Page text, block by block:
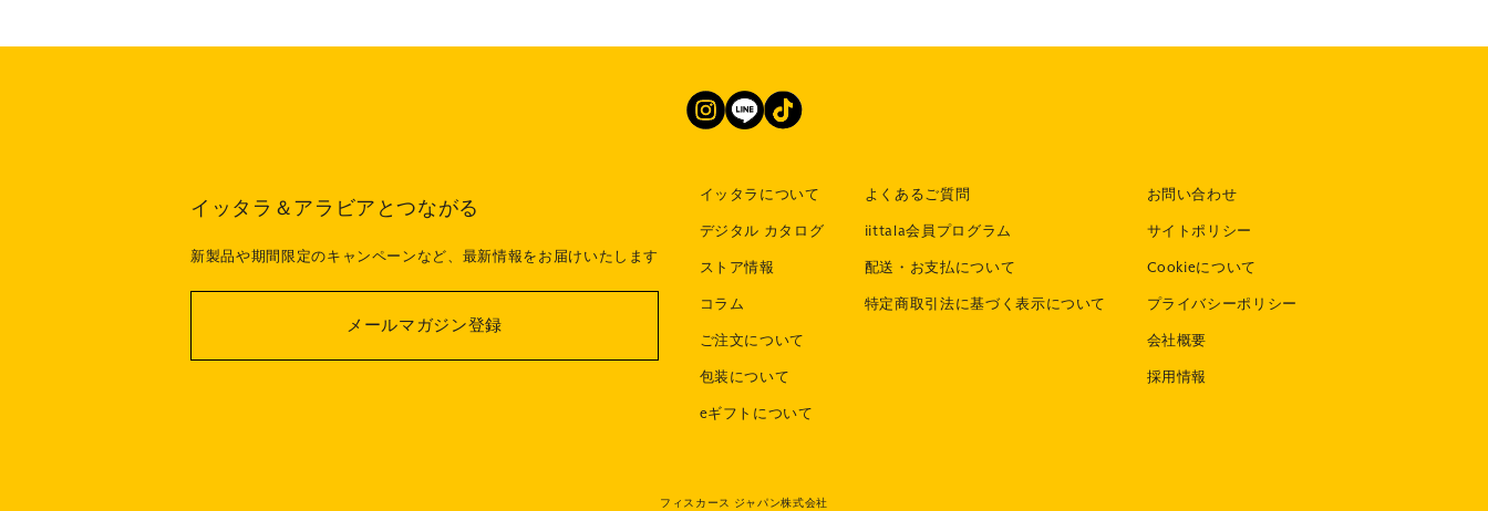
イッタラ＆アラビアとつながる
新製品や期間限定のキャンペーンなど、最新情報をお届けいたします
メールマガジン登録
イッタラについて
デジタル カタログ
ストア情報
コラム
ご注文について
包装について
eギフトについて
よくあるご質問
iittala会員プログラム
配送・お支払について
特定商取引法に基づく表示について
お問い合わせ
サイトポリシー
Cookieについて
プライバシーポリシー
会社概要
採用情報
フィスカース ジャパン株式会社